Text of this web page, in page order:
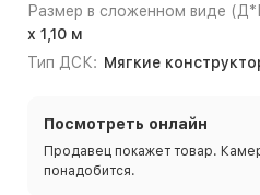
Размер в сложенном виде
х 1,10 м
Тип ДСК: Мягкие
Посмотреть онлайн
Продавец покажет товар.
понадобится.